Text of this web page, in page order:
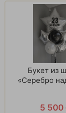
Букет из
«Серебро
5 500